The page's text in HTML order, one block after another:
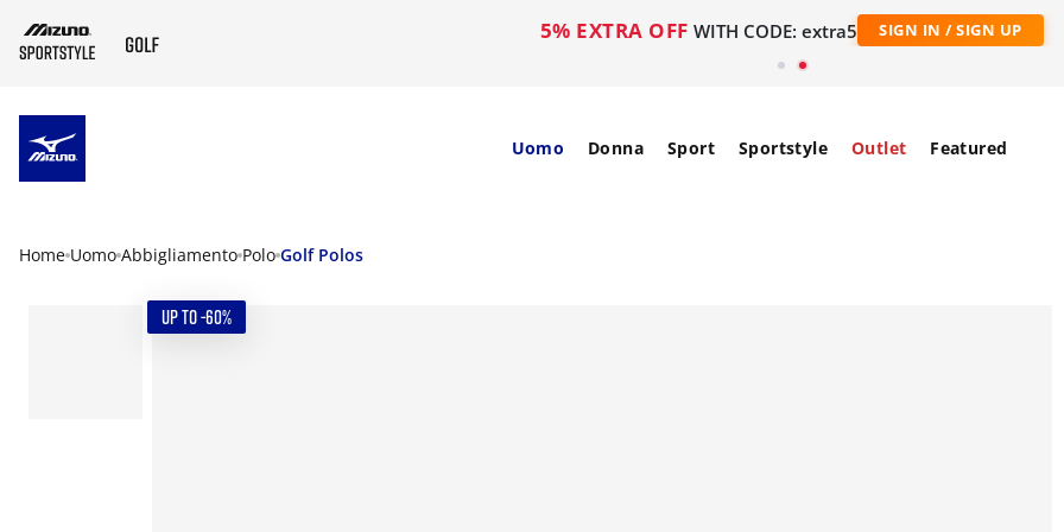
5% EXTRA OFF WITH CODE: extra5 SIGN IN / SIGN UP
Uomo Donna Sport Sportstyle Outlet Featured
Home Uomo Abbigliamento Polo Golf Polos
UP TO -60%